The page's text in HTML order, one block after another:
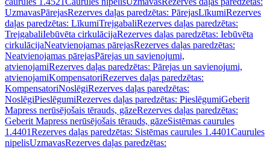
UzmavasPārejasRezerves daļas paredzētas: PārejasLīkumiRezerves
daļas paredzētas: LīkumiTrejgabaliRezerves daļas paredzētas:
TrejgabaliIebūvēta cirkulācijaRezerves daļas paredzētas: Iebūvēta
cirkulācijaNeatvienojamas pārejasRezerves daļas paredzētas:
Neatvienojamas pārejasPārejas un savienojumi,
atvienojamiRezerves daļas paredzētas: Pārejas un savienojumi,
atvienojamiKompensatoriRezerves daļas paredzētas:
KompensatoriNoslēgiRezerves daļas paredzētas:
NoslēgiPieslēgumiRezerves daļas paredzētas: PieslēgumiGeberit
Mapress nerūsējošais tērauds, gāzeRezerves daļas paredzētas:
Geberit Mapress nerūsējošais tērauds, gāzeSistēmas caurules
1.4401Rezerves daļas paredzētas: Sistēmas caurules 1.4401Caurules
nipelisUzmavasRezerves daļas paredzētas: